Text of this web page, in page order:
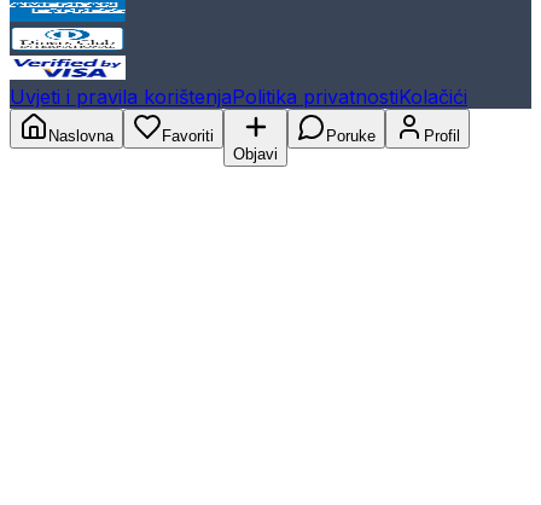
Uvjeti i pravila korištenjaPolitika privatnostiKolačići
Naslovna
Favoriti
Objavi
Poruke Profil